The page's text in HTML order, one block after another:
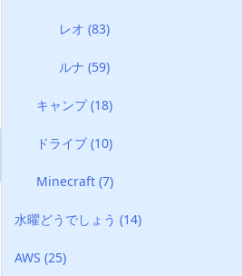
レオ (83)
ルナ (59)
キャンプ(18)
ドライブ(10)
Minecraft(7)
水曜どうでしょう (14)
AWS (25)